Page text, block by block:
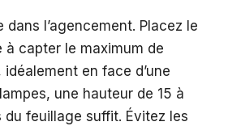
dans l’agencement. Placez le
à capter le maximum de
idéalement en face d’une
une hauteur de 15 à
du feuillage suffit. Évitez les